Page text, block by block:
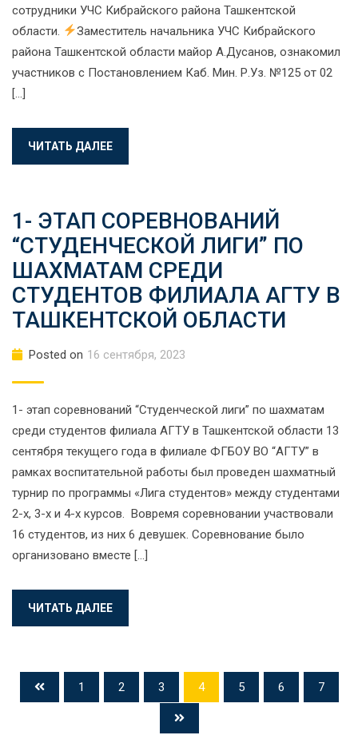
сотрудники УЧС Кибрайского района Ташкентской
области.
Заместитель начальника УЧС Кибрайского
района Ташкентской области майор А.Дусанов, ознакомил
участников с Постановлением Каб. Мин. Р.Уз. №125 от 02
[…]
ЧИТАТЬ ДАЛЕЕ
1- ЭТАП СОРЕВНОВАНИЙ
“СТУДЕНЧЕСКОЙ ЛИГИ” ПО
ШАХМАТАМ СРЕДИ
СТУДЕНТОВ ФИЛИАЛА АГТУ В
ТАШКЕНТСКОЙ ОБЛАСТИ
Posted on 16 сентября, 2023
1- этап соревнований “Студенческой лиги” по шахматам
среди студентов филиала АГТУ в Ташкентской области 13
сентября текущего года в филиале ФГБОУ ВО “АГТУ” в
рамках воспитательной работы был проведен шахматный
турнир по программы «Лига студентов» между студентами
2-х, 3-х и 4-х курсов. Вовремя соревновании участвовали
16 студентов, из них 6 девушек. Соревнование было
организовано вместе […]
ЧИТАТЬ ДАЛЕЕ
1 2 3 4 5 6 7